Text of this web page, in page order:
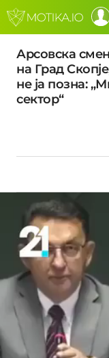
Арсовска
на Град
не ја позна:
сектор“